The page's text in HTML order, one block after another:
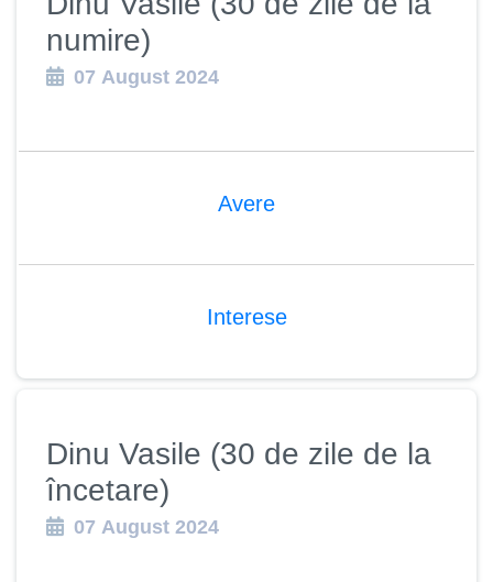
numire)
07 August 2024
Avere
Interese
Dinu Vasile (30 de zile de la
încetare)
07 August 2024